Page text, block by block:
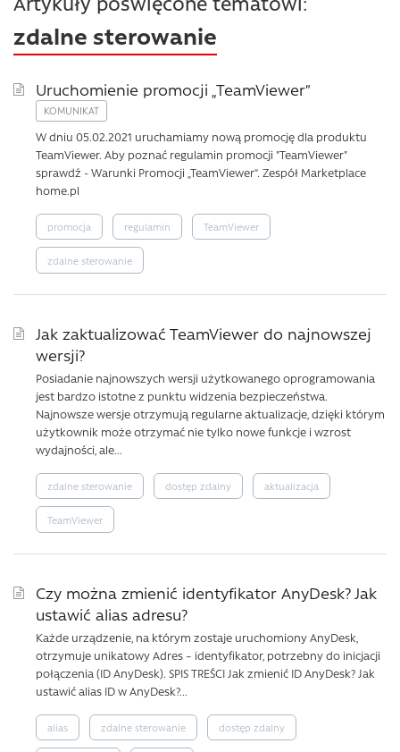
zdalne sterowanie
Uruchomienie promocji „TeamViewer”
W dniu 05.02.2021 uruchamiamy nową promocję dla produktu
TeamViewer. Aby poznać regulamin promocji "TeamViewer"
sprawdź - Warunki Promocji „TeamViewer”. Zespół Marketplace
home.pl
promocja regulamin TeamViewer
zdalne sterowanie
Jak zaktualizować TeamViewer do najnowszej
wersji?
Posiadanie najnowszych wersji użytkowanego oprogramowania
jest bardzo istotne z punktu widzenia bezpieczeństwa.
Najnowsze wersje otrzymują regularne aktualizacje, dzięki którym
użytkownik może otrzymać nie tylko nowe funkcje i wzrost
wydajności, ale...
zdalne sterowanie dostęp zdalny aktualizacja
TeamViewer
Czy można zmienić identyfikator AnyDesk? Jak
ustawić alias adresu?
Każde urządzenie, na którym zostaje uruchomiony AnyDesk,
otrzymuje unikatowy Adres – identyfikator, potrzebny do inicjacji
połączenia (ID AnyDesk). SPIS TREŚCI Jak zmienić ID AnyDesk? Jak
ustawić alias ID w AnyDesk?...
alias zdalne sterowanie dostęp zdalny